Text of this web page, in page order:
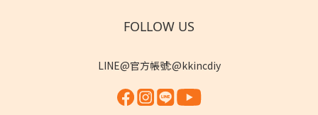
FOLLOW US
LINE@官方帳號:@kkincdiy